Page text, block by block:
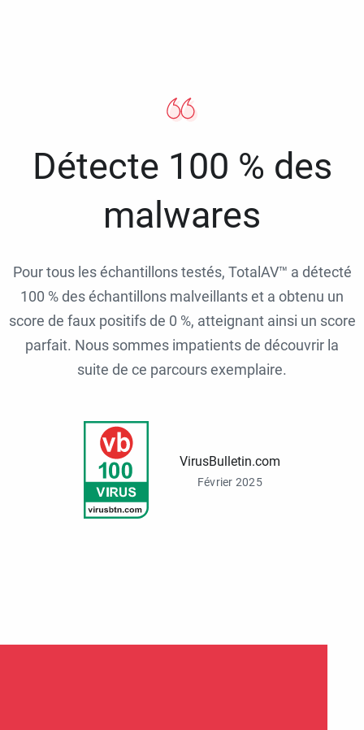
Détecte 100 % des
malwares
Pour tous les échantillons testés, TotalAV™ a détecté
100 % des échantillons malveillants et a obtenu un
score de faux positifs de 0 %, atteignant ainsi un score
parfait. Nous sommes impatients de découvrir la
suite de ce parcours exemplaire.
VirusBulletin.com
Février 2025